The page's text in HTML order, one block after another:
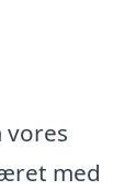
med